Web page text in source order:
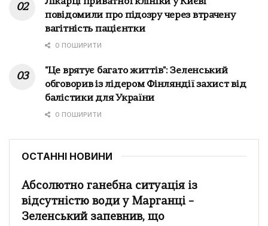
повідомили про підозру через втрачену
вагітність пацієнтки
0 ПОШИРИТИ
"Це врятує багато життів": Зеленський
обговорив із лідером Фінляндії захист від
балістики для України
0 ПОШИРИТИ
ОСТАННІ НОВИНИ
Абсолютно ганебна ситуація із
відсутністю води у Марганці –
Зеленський запевнив, що